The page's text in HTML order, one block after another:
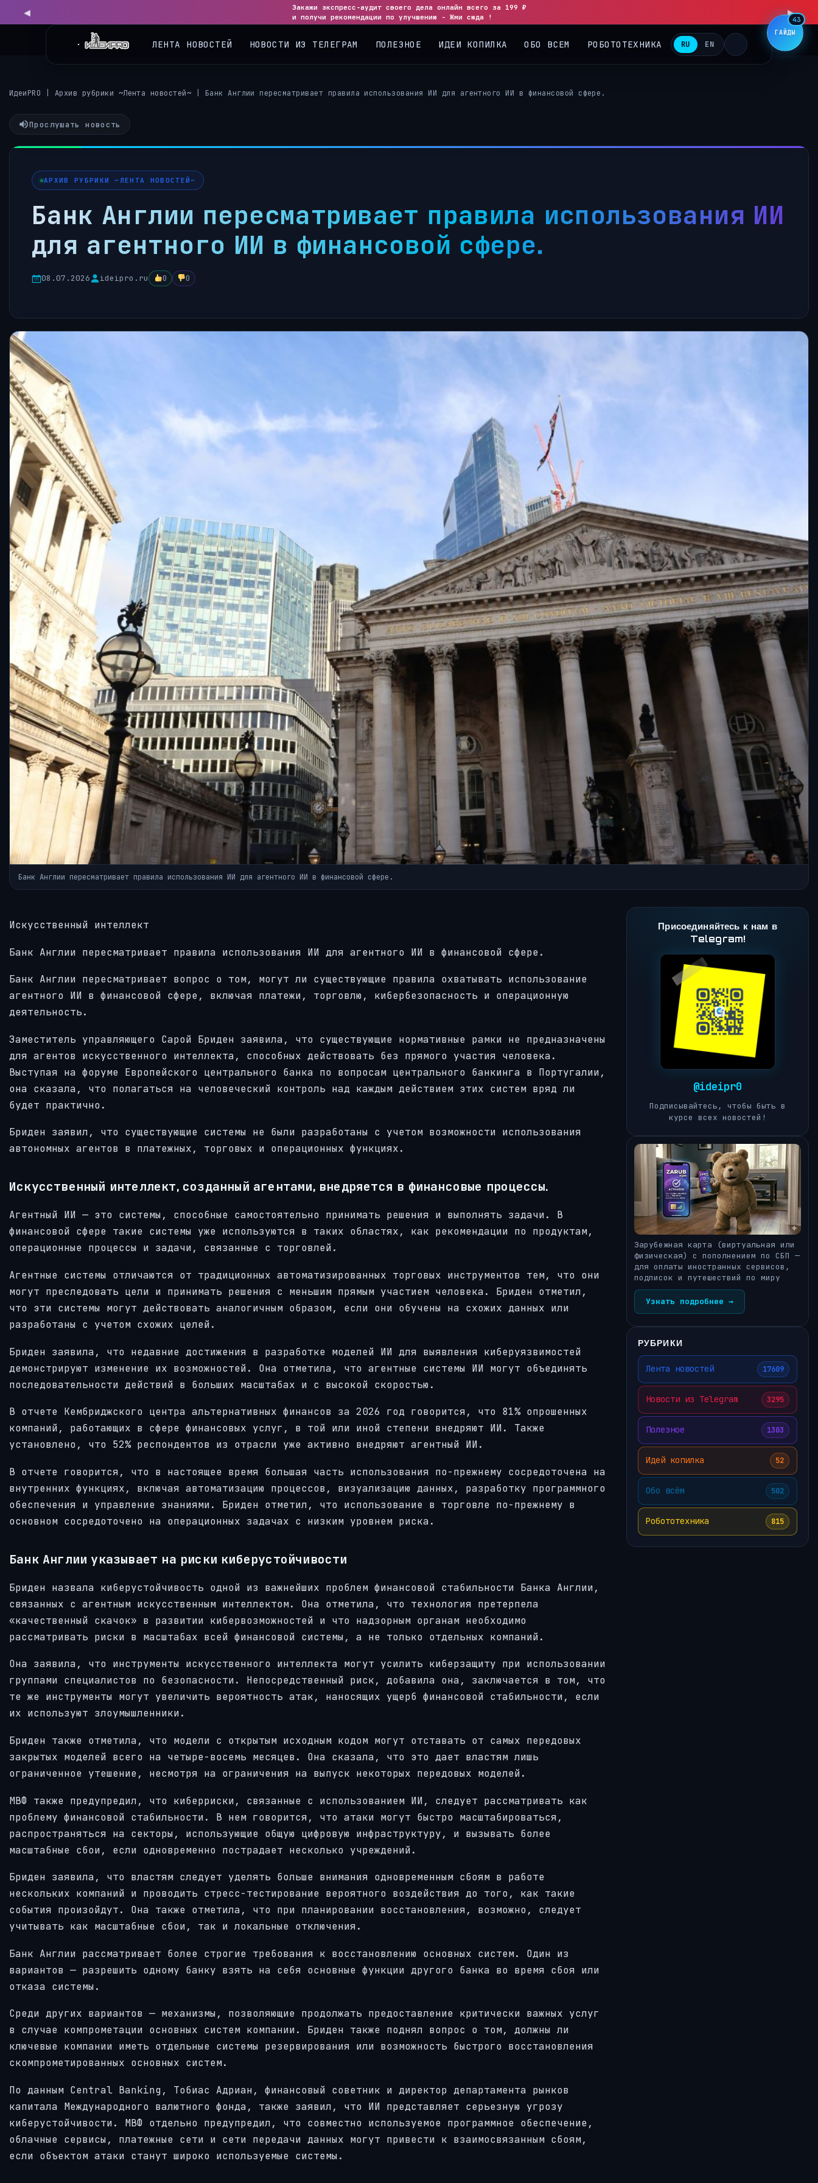
◀
Закажи экспресс-аудит своего дела онлайн всего за 199 ₽
и получи рекомендации по улучшению - Жми сюда !
▶
RU EN
ИдеиPRO Архив рубрики ~Лента новостей~ Банк Англии пересматривает правила использования ИИ для агентного ИИ в финансовой сфере.
Прослушать новость
АРХИВ РУБРИКИ ~ЛЕНТА НОВОСТЕЙ~
Банк Англии пересматривает правила использования ИИ
для агентного ИИ в финансовой сфере.
08.07.2026 ideipro.ru 0 0
Банк Англии пересматривает правила использования ИИ для агентного ИИ в финансовой сфере.
Искусственный интеллект
Банк Англии пересматривает правила использования ИИ для агентного ИИ в финансовой сфере.
Банк Англии пересматривает вопрос о том, могут ли существующие правила охватывать использование
агентного ИИ в финансовой сфере, включая платежи, торговлю, кибербезопасность и операционную
деятельность.
Заместитель управляющего Сарой Бриден заявила, что существующие нормативные рамки не предназначены
для агентов искусственного интеллекта, способных действовать без прямого участия человека.
Выступая на форуме Европейского центрального банка по вопросам центрального банкинга в Португалии,
она сказала, что полагаться на человеческий контроль над каждым действием этих систем вряд ли
будет практично.
Бриден заявил, что существующие системы не были разработаны с учетом возможности использования
автономных агентов в платежных, торговых и операционных функциях.
Искусственный интеллект, созданный агентами, внедряется в финансовые процессы.
Агентный ИИ — это системы, способные самостоятельно принимать решения и выполнять задачи. В
финансовой сфере такие системы уже используются в таких областях, как рекомендации по продуктам,
операционные процессы и задачи, связанные с торговлей.
Агентные системы отличаются от традиционных автоматизированных торговых инструментов тем, что они
могут преследовать цели и принимать решения с меньшим прямым участием человека. Бриден отметил,
что эти системы могут действовать аналогичным образом, если они обучены на схожих данных или
разработаны с учетом схожих целей.
Бриден заявила, что недавние достижения в разработке моделей ИИ для выявления киберуязвимостей
демонстрируют изменение их возможностей. Она отметила, что агентные системы ИИ могут объединять
последовательности действий в больших масштабах и с высокой скоростью.
В отчете Кембриджского центра альтернативных финансов за 2026 год говорится, что 81% опрошенных
компаний, работающих в сфере финансовых услуг, в той или иной степени внедряют ИИ. Также
установлено, что 52% респондентов из отрасли уже активно внедряют агентный ИИ.
В отчете говорится, что в настоящее время большая часть использования по-прежнему сосредоточена на
внутренних функциях, включая автоматизацию процессов, визуализацию данных, разработку программного
обеспечения и управление знаниями. Бриден отметил, что использование в торговле по-прежнему в
основном сосредоточено на операционных задачах с низким уровнем риска.
Банк Англии указывает на риски киберустойчивости
Бриден назвала киберустойчивость одной из важнейших проблем финансовой стабильности Банка Англии,
связанных с агентным искусственным интеллектом. Она отметила, что технология претерпела
«качественный скачок» в развитии кибервозможностей и что надзорным органам необходимо
рассматривать риски в масштабах всей финансовой системы, а не только отдельных компаний.
Она заявила, что инструменты искусственного интеллекта могут усилить киберзащиту при использовании
группами специалистов по безопасности. Непосредственный риск, добавила она, заключается в том, что
те же инструменты могут увеличить вероятность атак, наносящих ущерб финансовой стабильности, если
их используют злоумышленники.
Бриден также отметила, что модели с открытым исходным кодом могут отставать от самых передовых
закрытых моделей всего на четыре-восемь месяцев. Она сказала, что это дает властям лишь
ограниченное утешение, несмотря на ограничения на выпуск некоторых передовых моделей.
МВФ также предупредил, что киберриски, связанные с использованием ИИ, следует рассматривать как
проблему финансовой стабильности. В нем говорится, что атаки могут быстро масштабироваться,
распространяться на секторы, использующие общую цифровую инфраструктуру, и вызывать более
масштабные сбои, если одновременно пострадает несколько учреждений.
Бриден заявила, что властям следует уделять больше внимания одновременным сбоям в работе
нескольких компаний и проводить стресс-тестирование вероятного воздействия до того, как такие
события произойдут. Она также отметила, что при планировании восстановления, возможно, следует
учитывать как масштабные сбои, так и локальные отключения.
Банк Англии рассматривает более строгие требования к восстановлению основных систем. Один из
вариантов — разрешить одному банку взять на себя основные функции другого банка во время сбоя или
отказа системы.
Среди других вариантов — механизмы, позволяющие продолжать предоставление критически важных услуг
в случае компрометации основных систем компании. Бриден также поднял вопрос о том, должны ли
ключевые компании иметь отдельные системы резервирования или возможность быстрого восстановления
скомпрометированных основных систем.
По данным Central Banking, Тобиас Адриан, финансовый советник и директор департамента рынков
капитала Международного валютного фонда, также заявил, что ИИ представляет серьезную угрозу
киберустойчивости. МВФ отдельно предупредил, что совместно используемое программное обеспечение,
облачные сервисы, платежные сети и сети передачи данных могут привести к взаимосвязанным сбоям,
если объектом атаки станут широко используемые системы.
Присоединяйтесь к нам в
Telegram!
@ideipr0
Подписывайтесь, чтобы быть в
курсе всех новостей!
Зарубежная карта (виртуальная или
физическая) с пополнением по СБП —
для оплаты иностранных сервисов,
подписок и путешествий по миру
Узнать подробнее →
РУБРИКИ
Лента новостей 17609
Новости из Telegram 3295
Полезное 1303
Идей копилка 52
Обо всём 502
Робототехника 815
ГАЙДЫ
43